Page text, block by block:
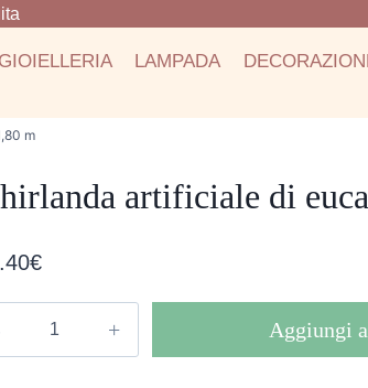
GIOIELLERIA LAMPADA
m
artificiale di
€
Aggiungi